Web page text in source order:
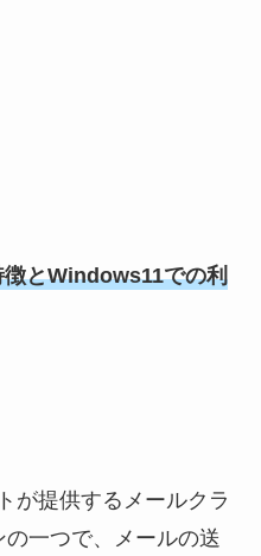
とWindows11での利
が提供するメールクラ
一つで、メールの送